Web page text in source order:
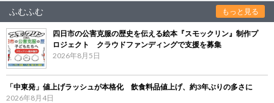
ふむふむ もっと見る
四日市の公害克服の歴史を伝える絵本『スモックリン』制作プ
ロジェクト クラウドファンディングで支援を募集
2026年8月5日
「中東発」値上げラッシュが本格化 飲食料品値上げ、約3年ぶりの多さに
2026年8月4日